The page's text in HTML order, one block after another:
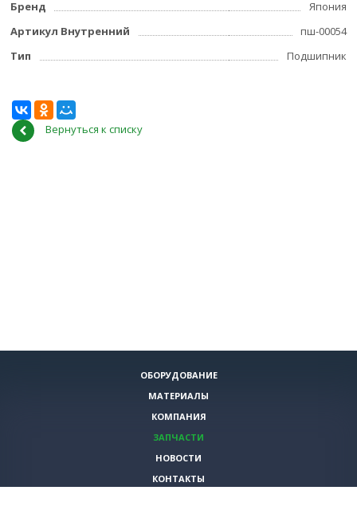
Бренд
Япония
Артикул Внутренний
пш-00054
Тип
Подшипник
Вернуться к списку
ОБОРУДОВАНИЕ
МАТЕРИАЛЫ
КОМПАНИЯ
ЗАПЧАСТИ
НОВОСТИ
КОНТАКТЫ